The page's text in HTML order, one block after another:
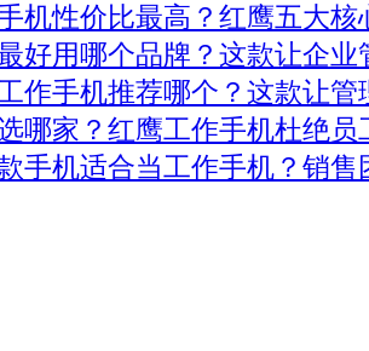
机性价比最高？红鹰五大核
好用哪个品牌？这款让企业
作手机推荐哪个？这款让管
哪家？红鹰工作手机杜绝员
手机适合当工作手机？销售